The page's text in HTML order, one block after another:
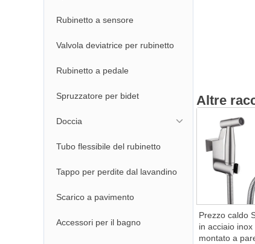
Rubinetto a sensore
Valvola deviatrice per rubinetto
Rubinetto a pedale
Spruzzatore per bidet
Doccia
Tubo flessibile del rubinetto
Tappo per perdite dal lavandino
Scarico a pavimento
Accessori per il bagno
Altre
Prezzo caldo
in acciaio inox
montato a